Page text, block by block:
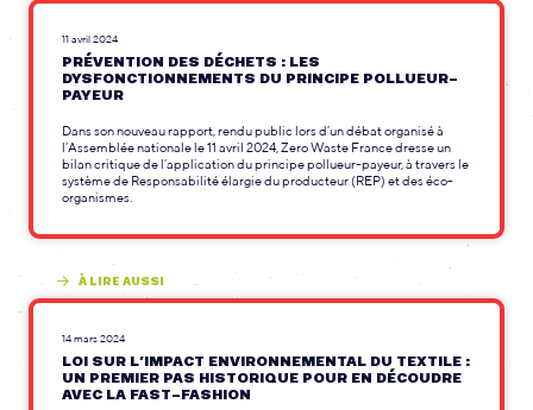
11 avril 2024
PRÉVENTION DES DÉCHETS : LES
DYSFONCTIONNEMENTS DU PRINCIPE POLLUEUR-
PAYEUR
Dans son nouveau rapport, rendu public lors d’un débat organisé à
l’Assemblée nationale le 11 avril 2024, Zero Waste France dresse un
bilan critique de l’application du principe pollueur-payeur, à travers le
système de Responsabilité élargie du producteur (REP) et des éco-
organismes.
À LIRE AUSSI
14 mars 2024
LOI SUR L’IMPACT ENVIRONNEMENTAL DU TEXTILE :
UN PREMIER PAS HISTORIQUE POUR EN DÉCOUDRE
AVEC LA FAST-FASHION